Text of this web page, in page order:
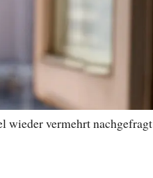
wieder vermehrt nachgefragt